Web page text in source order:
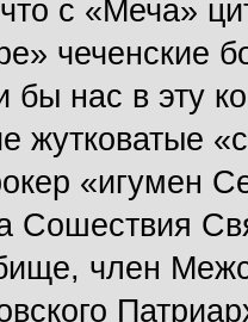
с «Меча»
чеченские
бы нас в эту
жутковатые
«игумен
Сошествия
член